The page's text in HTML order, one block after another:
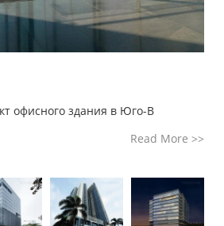
офисного здания в Юго-В
Read More>>